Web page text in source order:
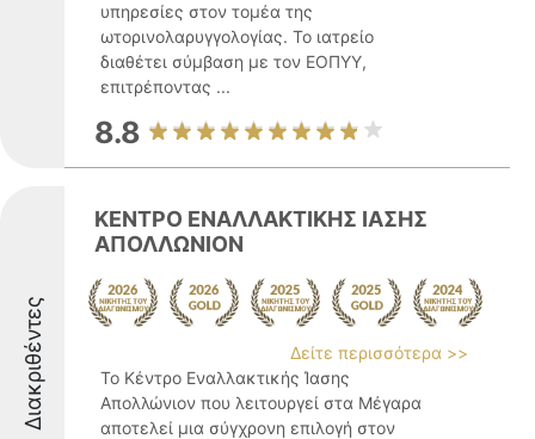
υπηρεσίες στον τομέα της
ωτορινολαρυγγολογίας. Το ιατρείο
διαθέτει σύμβαση με τον ΕΟΠΥΥ,
επιτρέποντας ...
8.8
Διακριθέντες
ΚΕΝΤΡΟ ΕΝΑΛΛΑΚΤΙΚΗΣ ΙΑΣΗΣ
ΑΠΟΛΛΩΝΙΟΝ
Δείτε περισσότερα >>
Το Κέντρο Εναλλακτικής Ίασης
Απολλώνιον που λειτουργεί στα Μέγαρα
αποτελεί μια σύγχρονη επιλογή στον